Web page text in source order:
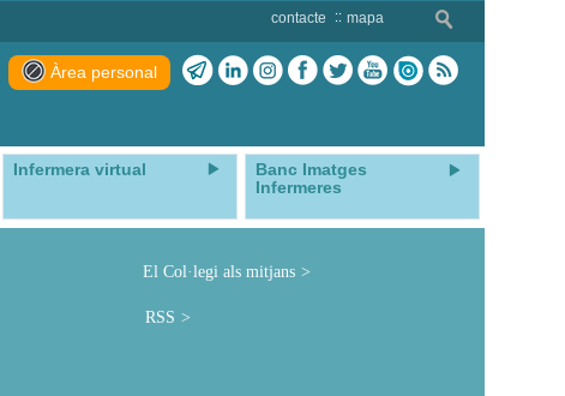
contacte mapa
Àrea personal
Infermera virtual
Banc Imatges
Infermeres
El Col·legi als mitjans
RSS